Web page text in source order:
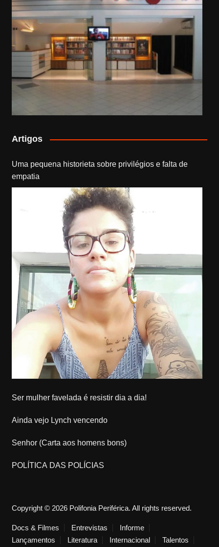
Artigos
Uma pequena historieta sobre privilégios e falta de
empatia
Ser mulher favelada é resistir dia a dia!
Ainda vejo Lynch vencendo
Senhor (Carta aos homens bons)
POLÍTICA DAS POLÍCIAS
Copyright © 2026 Polifonia Periférica. All rights reserved.
Docs & Filmes Entrevistas
Informe
Lançamentos
Literatura Internacional Talentos